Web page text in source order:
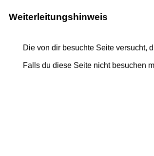
Weiterleitungshinweis
Die von dir besuchte Seite versucht,
Falls du diese Seite nicht besuchen